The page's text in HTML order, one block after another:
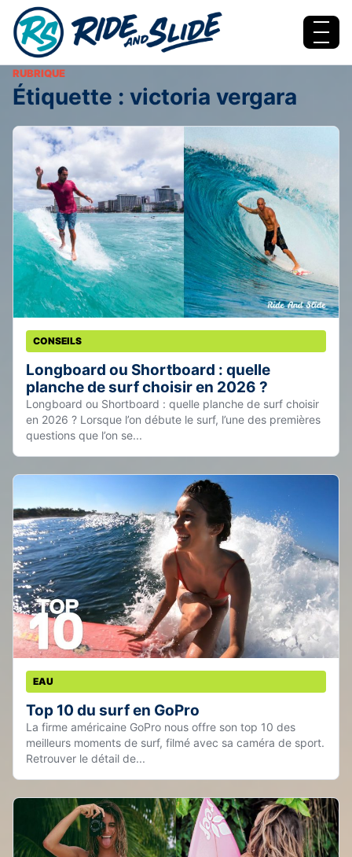
Aller au contenu
Menu
RUBRIQUE
Étiquette : victoria vergara
CONSEILS
Longboard ou Shortboard : quelle
planche de surf choisir en 2026 ?
Longboard ou Shortboard : quelle planche de surf choisir
en 2026 ? Lorsque l’on débute le surf, l’une des premières
questions que l’on se...
EAU
Top 10 du surf en GoPro
La firme américaine GoPro nous offre son top 10 des
meilleurs moments de surf, filmé avec sa caméra de sport.
Retrouver le détail de...